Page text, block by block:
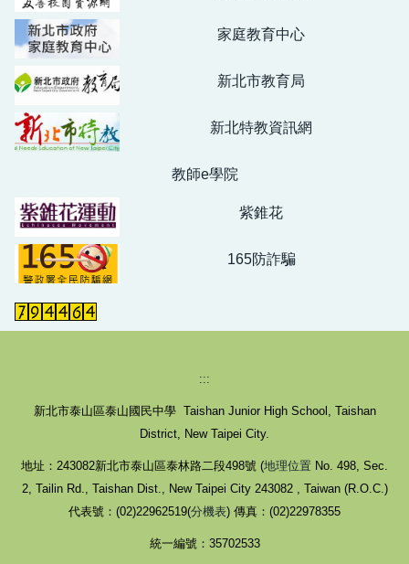
家庭教育中心
新北市教育局
新北特教資訊網
教師e學院
紫錐花
165防詐騙
:::
新北市泰山區泰山國民中學 Taishan Junior High School, Taishan
District, New Taipei City.
地址：243082新北市泰山區泰林路二段498號 (地理位置 No. 498, Sec.
2, Tailin Rd., Taishan Dist., New Taipei City 243082 , Taiwan (R.O.C.)
代表號：(02)22962519(分機表) 傳真：(02)22978355
統一編號：35702533